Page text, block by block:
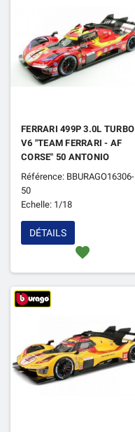
FERRARI 499P 3.0L TURBO
V6 "TEAM FERRARI - AF
CORSE" 50 ANTONIO
FUOCO / MIGUEL MOLINA
/ NICKLAS NIELSEN 24H
DU MANS 2025
Référence: BBURAGO16306-
50
Echelle: 1/18
favorite
DÉTAILS